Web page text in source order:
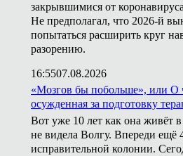
закрывшимися от
Не предполагал, что 2026-й
попытаться расширить круг
разорению.
16:5507.08.2026
«Мозгов бы побольше», или О
осужденная за подготовку
Вот уже 10 лет как она живёт
не видела Волгу. Впереди ещё
исправительной колонии.